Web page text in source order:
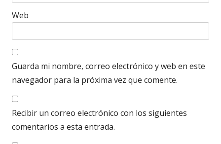
Web
Guarda mi nombre, correo electrónico y web en este
navegador para la próxima vez que comente.
Recibir un correo electrónico con los siguientes
comentarios a esta entrada.